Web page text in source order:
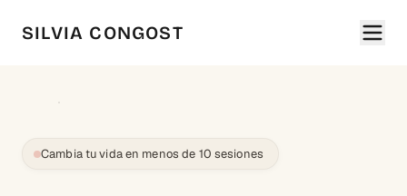
SILVIA CONGOST
Cambia tu vida en menos de 10 sesiones